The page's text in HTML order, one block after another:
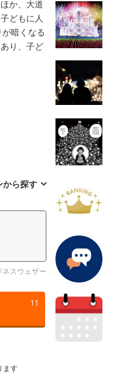
か、大道
どもに人
暗くなる
り、子ど
から探す
スウェザー
11
ます